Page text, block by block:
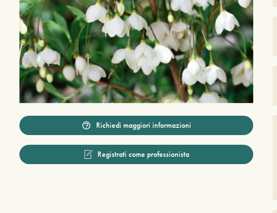
Richiedi maggiori informazioni
Registrati come professionista